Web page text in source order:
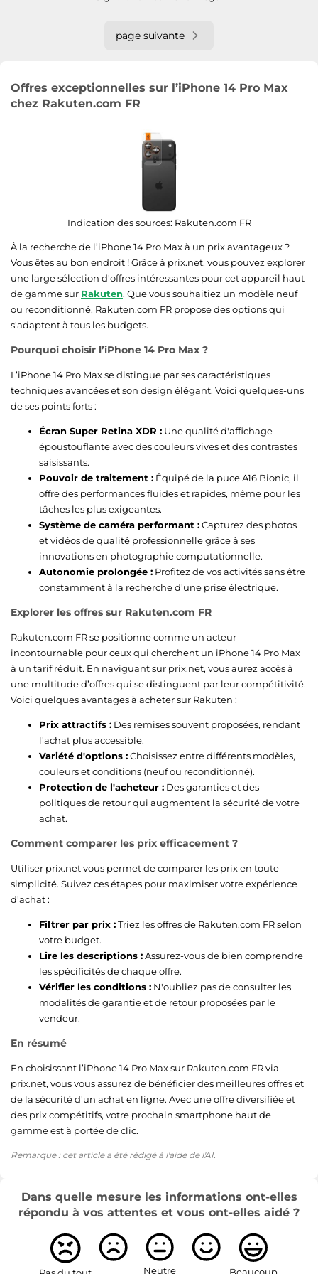
page suivante
Offres exceptionnelles sur l’iPhone 14 Pro Max
chez Rakuten.com FR
Indication des sources: Rakuten.com FR
À la recherche de l’iPhone 14 Pro Max à un prix avantageux ?
Vous êtes au bon endroit ! Grâce à prix.net, vous pouvez explorer
une large sélection d'offres intéressantes pour cet appareil haut
de gamme sur Rakuten. Que vous souhaitiez un modèle neuf
ou reconditionné, Rakuten.com FR propose des options qui
s'adaptent à tous les budgets.
Pourquoi choisir l’iPhone 14 Pro Max ?
L’iPhone 14 Pro Max se distingue par ses caractéristiques
techniques avancées et son design élégant. Voici quelques-uns
de ses points forts :
Écran Super Retina XDR : Une qualité d'affichage
époustouflante avec des couleurs vives et des contrastes
saisissants.
Pouvoir de traitement : Équipé de la puce A16 Bionic, il
offre des performances fluides et rapides, même pour les
tâches les plus exigeantes.
Système de caméra performant :Capturez des photos
et vidéos de qualité professionnelle grâce à ses
innovations en photographie computationnelle.
Autonomie prolongée : Profitez de vos activités sans être
constamment à la recherche d'une prise électrique.
Explorer les offres sur Rakuten.com FR
Rakuten.com FR se positionne comme un acteur
incontournable pour ceux qui cherchent un iPhone 14 Pro Max
à un tarif réduit. En naviguant sur prix.net, vous aurez accès à
une multitude d’offres qui se distinguent par leur compétitivité.
Voici quelques avantages à acheter sur Rakuten :
Prix attractifs : Des remises souvent proposées, rendant
l'achat plus accessible.
Variété d'options :Choisissez entre différents modèles,
couleurs et conditions (neuf ou reconditionné).
Protection de l'acheteur : Des garanties et des
politiques de retour qui augmentent la sécurité de votre
achat.
Comment comparer les prix efficacement ?
Utiliser prix.net vous permet de comparer les prix en toute
simplicité. Suivez ces étapes pour maximiser votre expérience
d'achat :
Filtrer par prix :Triez les offres de Rakuten.com FR selon
votre budget.
Lire les descriptions :Assurez-vous de bien comprendre
les spécificités de chaque offre.
Vérifier les conditions : N'oubliez pas de consulter les
modalités de garantie et de retour proposées par le
vendeur.
En résumé
En choisissant l’iPhone 14 Pro Max sur Rakuten.com FR via
prix.net, vous vous assurez de bénéficier des meilleures offres et
de la sécurité d'un achat en ligne. Avec une offre diversifiée et
des prix compétitifs, votre prochain smartphone haut de
gamme est à portée de clic.
Remarque : cet article a été rédigé à l'aide de l'AI.
Dans quelle mesure les informations ont-elles
répondu à vos attentes et vous ont-elles aidé ?
Neutre